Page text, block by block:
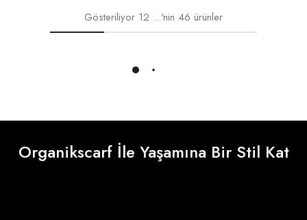
Gösteriliyor 12 ...'nin 46 ürünler
Daha Fazlasını Yükle
Organikscarf İle Yaşamına Bir Stil Kat